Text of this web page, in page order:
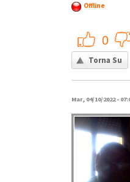
Offline
0
Torna Su
Mar, 04/10/2022 -